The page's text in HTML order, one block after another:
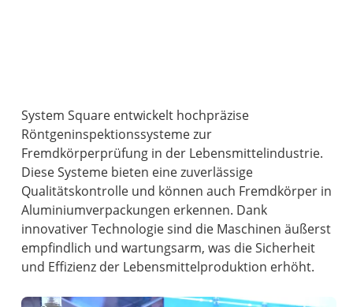
System Square entwickelt hochpräzise
Röntgeninspektionssysteme zur
Fremdkörperprüfung in der Lebensmittelindustrie.
Diese Systeme bieten eine zuverlässige
Qualitätskontrolle und können auch Fremdkörper in
Aluminiumverpackungen erkennen. Dank
innovativer Technologie sind die Maschinen äußerst
empfindlich und wartungsarm, was die Sicherheit
und Effizienz der Lebensmittelproduktion erhöht.